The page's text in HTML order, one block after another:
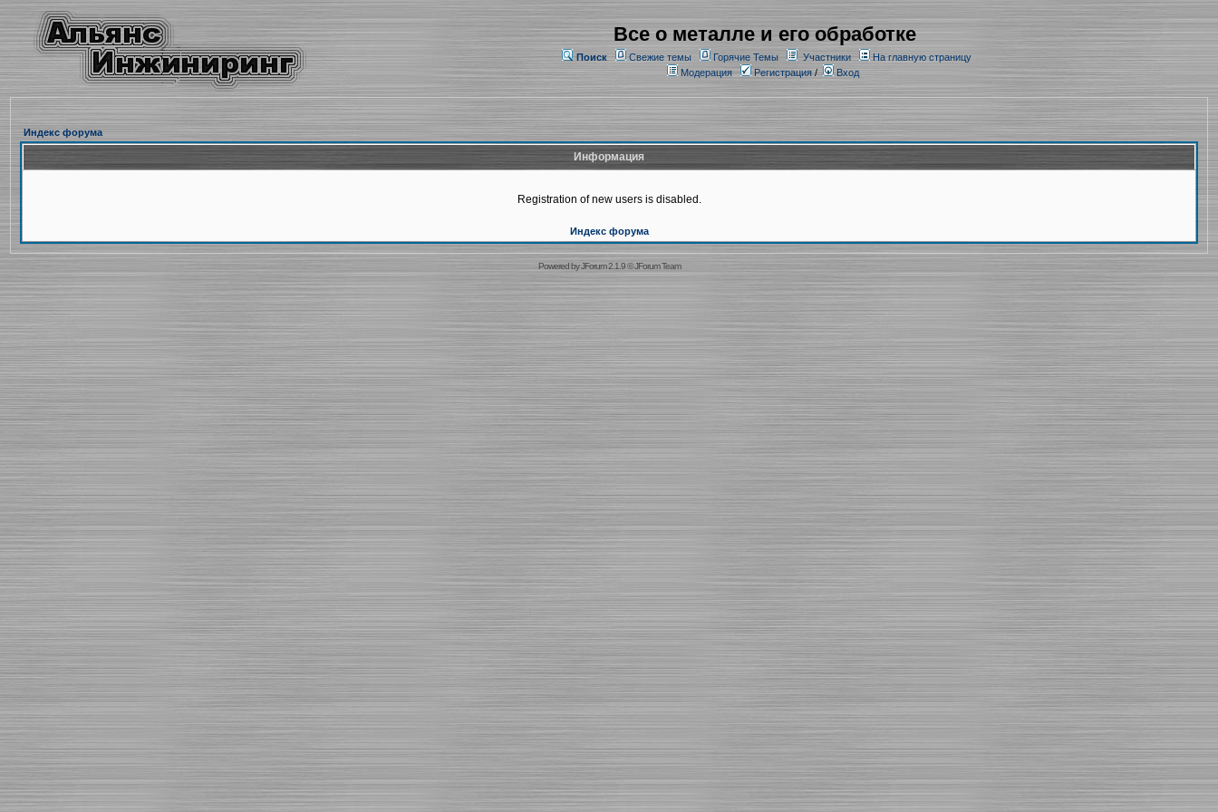
Все о металле и его обработке
Поиск Свежие темы Горячие Темы Участники
На главную страницу
Модерация
Регистрация/ Вход
Индекс форума
Информация
Registration of new users is disabled.
Индекс форума
Powered byJForum 2.1.9©JForum Team